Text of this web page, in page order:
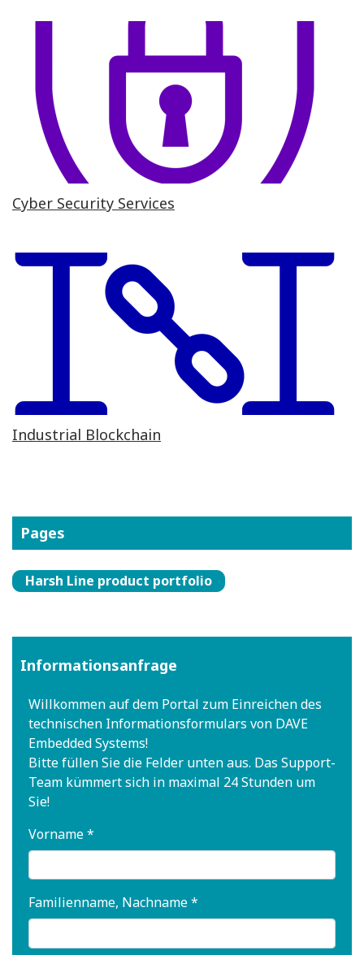
Cyber Security Services
Industrial Blockchain
Pages
Harsh Line product portfolio
Informationsanfrage
Willkommen auf dem Portal zum Einreichen des
technischen Informationsformulars von DAVE
Embedded Systems!
Bitte füllen Sie die Felder unten aus. Das Support-
Team kümmert sich in maximal 24 Stunden um
Sie!
Vorname *
Familienname, Nachname *